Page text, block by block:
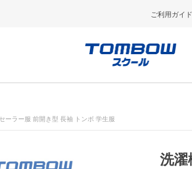
ご利用ガイド
ーラー服 前開き型 長袖 トンボ 学生服
洗